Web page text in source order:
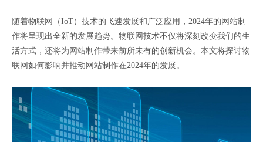
随着物联网（IoT）技术的飞速发展和广泛应用，2024年的网站制
作将呈现出全新的发展趋势。物联网技术不仅将深刻改变我们的生
活方式，还将为网站制作带来前所未有的创新机会。本文将探讨物
联网如何影响并推动网站制作在2024年的发展。